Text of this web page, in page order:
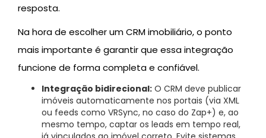
resposta.
Na hora de escolher um CRM imobiliário, o ponto
mais importante é garantir que essa integração
funcione de forma completa e confiável.
Integração bidirecional: O CRM deve publicar
imóveis automaticamente nos portais (via XML
ou feeds como VRSync, no caso do Zap+) e, ao
mesmo tempo, captar os leads em tempo real,